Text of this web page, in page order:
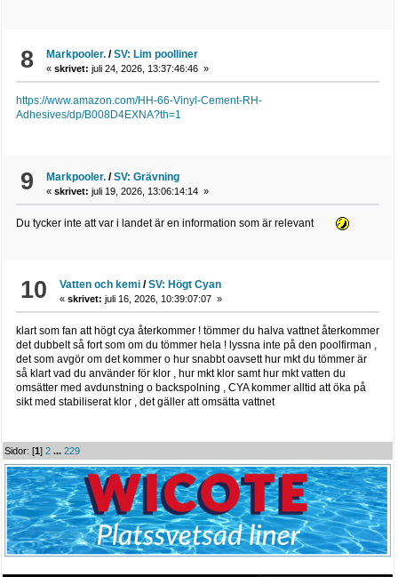
8 Markpooler. /SV: Lim poolliner
«skrivet: juli 24, 2026, 13:37:46:46 »
https://www.amazon.com/HH-66-Vinyl-Cement-RH-
Adhesives/dp/B008D4EXNA?th=1
9 Markpooler. /SV: Grävning
«skrivet: juli 19, 2026, 13:06:14:14 »
Du tycker inte att var i landet är en information som är relevant
10 Vatten och kemi /SV: Högt Cyan
«skrivet: juli 16, 2026, 10:39:07:07 »
klart som fan att högt cya återkommer ! tömmer du halva vattnet återkommer
det dubbelt så fort som om du tömmer hela ! lyssna inte på den poolfirman ,
det som avgör om det kommer o hur snabbt oavsett hur mkt du tömmer är
så klart vad du använder för klor , hur mkt klor samt hur mkt vatten du
omsätter med avdunstning o backspolning , CYA kommer alltid att öka på
sikt med stabiliserat klor , det gäller att omsätta vattnet
Sidor: [1]2 ...229